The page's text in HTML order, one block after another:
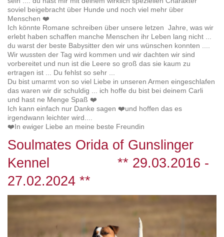
soviel beigebracht über Hunde und noch viel mehr über
Menschen ❤️
Ich könnte Romane schreiben über unsere letzen Jahre, was wir
erlebt haben schaffen manche Menschen ihr Leben lang nicht ...
du warst der beste Babysitter den wir uns wünschen konnten ....
Wir wussten der Tag wird kommen und wir dachten wir sind
vorbereitet und nun ist die Leere so groß das sie kaum zu
ertragen ist ... Du fehlst so sehr ...
Du bist umarmt von so viel Liebe in unseren Armen eingeschlafen
das waren wir dir schuldig ... ich hoffe du bist bei deinem Carli
und hast ne Menge Spaß ❤️
Ich kann einfach nur Danke sagen ❤️und hoffen das es
irgendwann leichter wird....
❤️In ewiger Liebe an meine beste Freundin
Soulmates Orida of Gunslinger
Kennel ** 29.03.2016 -
27.02.2024 **